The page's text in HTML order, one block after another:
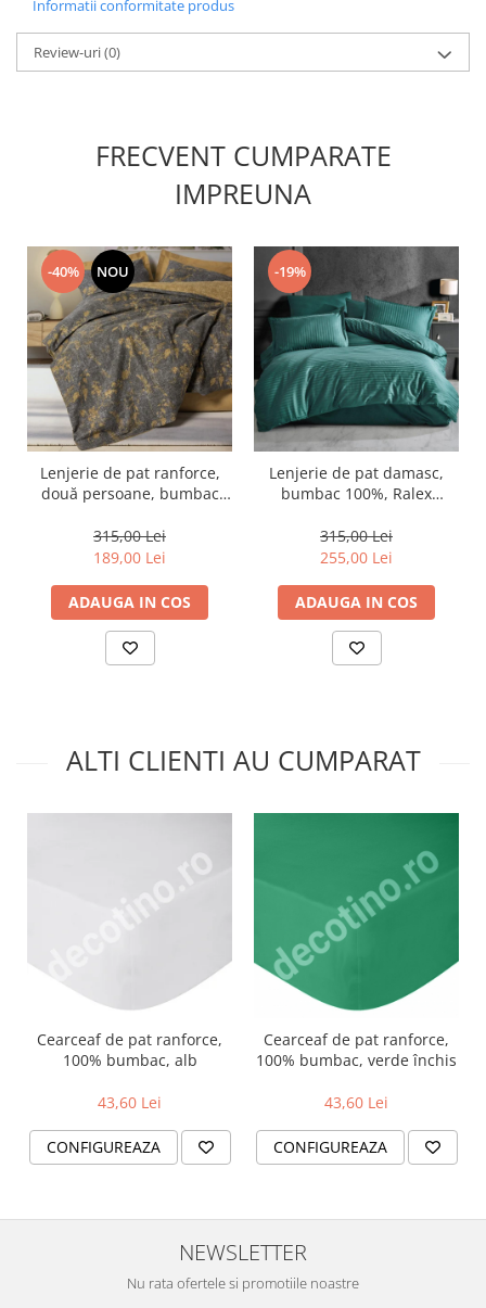
Informatii conformitate produs
Review-uri(0)
FRECVENT CUMPARATE
IMPREUNA
-40% NOU
Lenjerie de pat ranforce,
două persoane, bumbac
Mustard
315,00 Lei
189,00 Lei
ADAUGA IN COS
-19%
Lenjerie de pat damasc,
bumbac 100%, Ralex
315,00 Lei
255,00 Lei
ADAUGA IN COS
ALTI CLIENTI AU CUMPARAT
Cearceaf de pat ranforce,
100% bumbac, alb
43,60 Lei
CONFIGUREAZA
Cearceaf de pat ranforce,
100% bumbac, verde închis
43,60 Lei
CONFIGUREAZA
NEWSLETTER
Nu rata ofertele si promotiile noastre